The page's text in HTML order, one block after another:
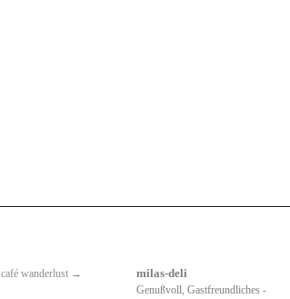
café wanderlust →
milas-deli
Genußvoll, Gastfreundliches -